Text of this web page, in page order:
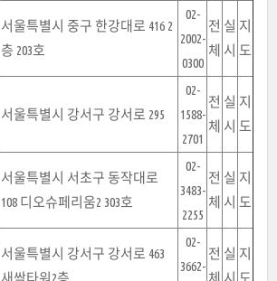
서울특별시 중구 한강대로 416 2
층 203호
02-
2002-
0300
전
체
실
시
지
도
서울특별시 강서구 강서로 295
02-
1588-
2701
전
체
실
시
지
도
서울특별시 서초구 동작대로
108 디오슈페리움2 303호
02-
3483-
2255
전
체
실
시
지
도
서울특별시 강서구 강서로 463
새싹타워2층
02-
3662-
전
체
실
시
지
도